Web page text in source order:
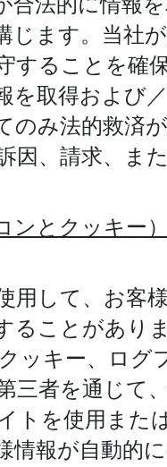
合法的に情報
じます。当社
することを確
を取得および
のみ法的救済
因、請求、ま
とクッキー）
用して、お客
ることがあり
ッキー、ログ
三者を通じて
トを使用また
情報が自動的